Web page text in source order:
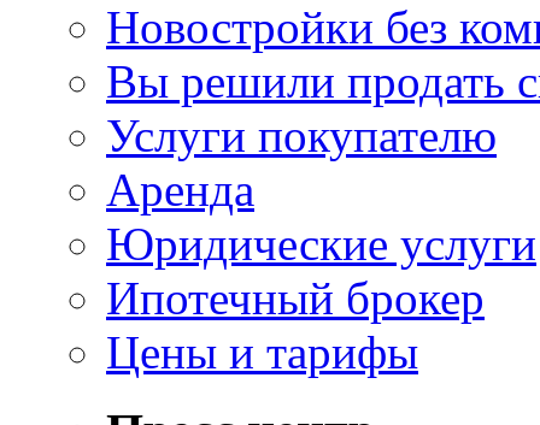
Новостройки без
Вы решили продать
Услуги покупателю
Аренда
Юридические услуги
Ипотечный брокер
Цены и тарифы